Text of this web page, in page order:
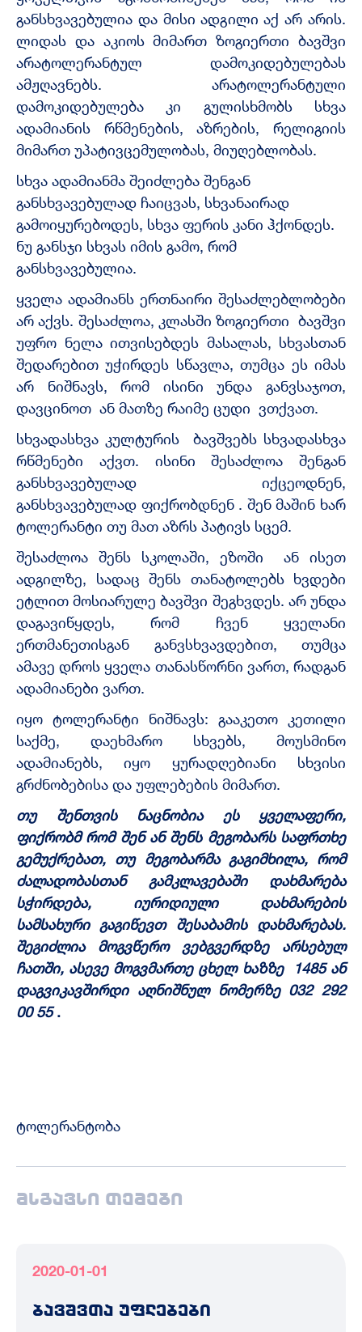
განსხვავებულია და მისი ადგილი აქ არ არის.
ლიდას და აკიოს მიმართ ზოგიერთი ბავშვი
არატოლერანტულ დამოკიდებულებას
ამჟღავნებს. არატოლერანტული
დამოკიდებულება კი გულისხმობს სხვა
ადამიანის რწმენების, აზრების, რელიგიის
მიმართ უპატივცემულობას, მიუღებლობას.
სხვა ადამიანმა შეიძლება შენგან
განსხვავებულად ჩაიცვას, სხვანაირად
გამოიყურებოდეს, სხვა ფერის კანი ჰქონდეს.
ნუ განსჯი სხვას იმის გამო, რომ
განსხვავებულია.
ყველა ადამიანს ერთნაირი შესაძლებლობები
არ აქვს. შესაძლოა, კლასში ზოგიერთი ბავშვი
უფრო ნელა ითვისებდეს მასალას, სხვასთან
შედარებით უჭირდეს სწავლა, თუმცა ეს იმას
არ ნიშნავს, რომ ისინი უნდა განვსაჯოთ,
დავცინოთ ან მათზე რაიმე ცუდი ვთქვათ.
სხვადასხვა კულტურის ბავშვებს სხვადასხვა
რწმენები აქვთ. ისინი შესაძლოა შენგან
განსხვავებულად იქცეოდნენ,
განსხვავებულად ფიქრობდნენ . შენ მაშინ ხარ
ტოლერანტი თუ მათ აზრს პატივს სცემ.
შესაძლოა შენს სკოლაში, ეზოში ან ისეთ
ადგილზე, სადაც შენს თანატოლებს ხვდები
ეტლით მოსიარულე ბავშვი შეგხვდეს. არ უნდა
დაგავიწყდეს, რომ ჩვენ ყველანი
ერთმანეთისგან განვსხვავდებით, თუმცა
ამავე დროს ყველა თანასწორნი ვართ, რადგან
ადამიანები ვართ.
იყო ტოლერანტი ნიშნავს: გააკეთო კეთილი
საქმე, დაეხმარო სხვებს, მოუსმინო
ადამიანებს, იყო ყურადღებიანი სხვისი
გრძნობებისა და უფლებების მიმართ.
თუ შენთვის ნაცნობია ეს ყველაფერი,
ფიქრობმ რომ შენ ან შენს მეგობარს საფრთხე
გემუქრებათ, თუ მეგობარმა გაგიმხილა, რომ
ძალადობასთან გამკლავებაში დახმარება
სჭირდება, იურიდიული დახმარების
სამსახური გაგიწევთ შესაბამის დახმარებას.
შეგიძლია მოგვწერო ვებგვერდზე არსებულ
ჩათში, ასევე მოგვმართე ცხელ ხაზზე 1485 ან
დაგვიკავშირდი აღნიშნულ ნომერზე 032 292
00 55.
ტოლერანტობა
მსგავსი თემები
2020-01-01
ბავშვთა უფლებები